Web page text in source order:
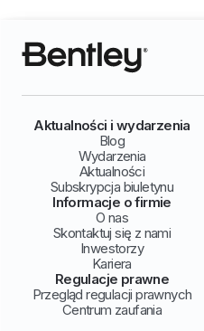
Aktualności i wydarzenia
Blog
Wydarzenia
Aktualności
Subskrypcja biuletynu
Informacje o firmie
O nas
Skontaktuj się z nami
Inwestorzy
Kariera
Regulacje prawne
Przegląd regulacji prawnych
Centrum zaufania